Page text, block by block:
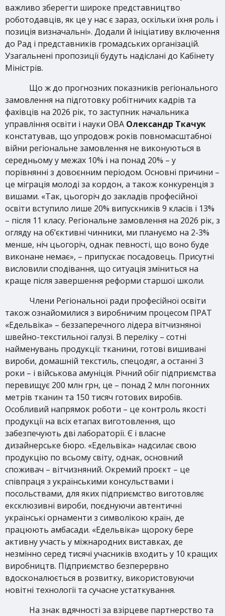
важливо зберегти широке представництво
роботодавців, як це у нас є зараз, оскільки їхня роль і
позиція визначальні». Додали й ініціативу включення
до Рад і представників громадських організацій.
Узагальнені пропозиції будуть надіслані до Кабінету
Міністрів.
Що ж до прогнозних показників регіонального
замовлення на підготовку робітничих кадрів та
фахівців на 2026 рік, то заступник начальника
управління освіти і науки ОВА Олександр Ткачук
констатував, що упродовж років повномасштабної
війни регіональне замовлення не виконуються в
середньому у межах 10% і на понад 20% – у
порівнянні з довоєнним періодом. Основні причини –
це міграція молоді за кордон, а також конкуренція з
вишами. «Так, цьогоріч до закладів професійної
освіти вступило лише 20% випускників 9 класів і 13%
– після 11 класу. Регіональне замовлення на 2026 рік, з
огляду на об’єктивні чинники, ми плануємо на 2-3%
менше, ніч цьогоріч, однак певності, що воно буде
виконане немає», – припускає посадовець. Присутні
висловили сподівання, що ситуація зміниться на
краще після завершення реформи старшої школи.
Члени Регіональної ради професійної освіти
також ознайомилися з виробничим процесом ПРАТ
«Едельвіка» – беззаперечного лідера вітчизняної
швейно-текстильної галузі. В переліку – сотні
найменувань продукції: тканини, готові вишивані
вироби, домашній текстиль, спецодяг, а останні 3
роки – і військова амуніція. Річний обіг підприємства
перевищує 200 млн грн, це – понад 2 млн погонних
метрів тканин та 150 тисяч готових виробів.
Особливий напрямок роботи – це контроль якості
продукції на всіх етапах виготовлення, що
забезпечують дві лабораторії. Є і власне
дизайнерське бюро. «Едельвіка» надсилає свою
продукцію по всьому світу, однак, основний
споживач – вітчизняний. Окремий проєкт – це
співпраця з українськими консульствами і
посольствами, для яких підприємство виготовляє
ексклюзивні вироби, поєднуючи автентичні
українські орнаменти з символікою країн, де
працюють амбасади. «Едельвіка» щороку бере
активну участь у міжнародних виставках, де
незмінно серед тисячі учасників входить у 10 кращих
виробництв. Підприємство безперервно
вдосконалюється в розвитку, використовуючи
новітні технології та сучасне устаткування.
На знак вдячності за взірцеве партнерство та